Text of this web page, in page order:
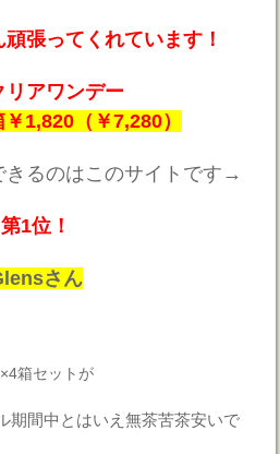
張ってくれています！
リアワンデー
1,820（￥7,280）
きるのはこのサイトです→
第1位！
さん
箱セットが
期間中とはいえ無茶苦茶安いで